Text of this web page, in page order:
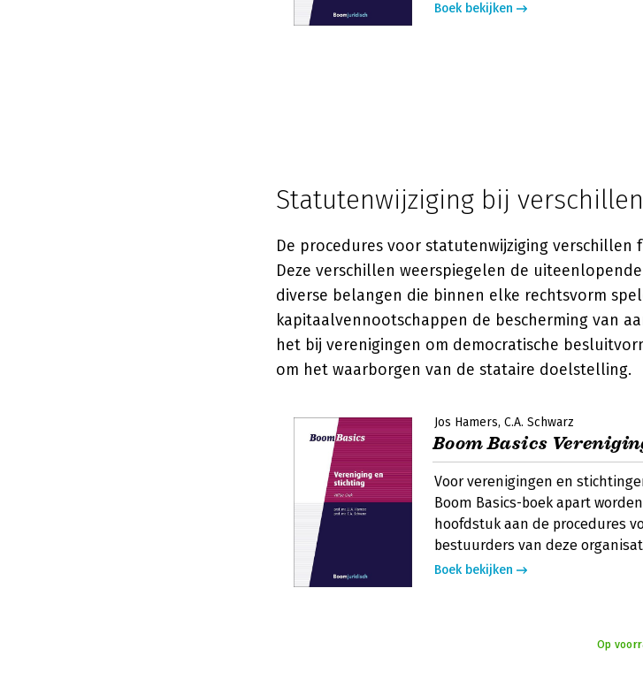
Boek bekijken
Statutenwijziging bij
De procedures voor statutenwijziging
Deze verschillen weerspiegelen de
diverse belangen die binnen elke rechtsvorm
kapitaalvennootschappen de bescherming van
het bij verenigingen om democratische
om het waarborgen van de stataire doelstelling.
Jos Hamers C.A. Schwarz
Boom Basics
Voor verenigingen en
Boom Basics-boek apart
hoofdstuk aan de procedures
bestuurders van deze
Boek bekijken
Op